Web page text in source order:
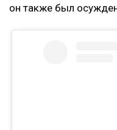
он также был